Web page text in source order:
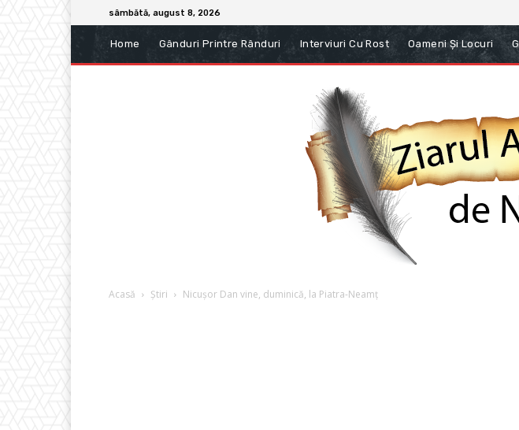
sâmbătă, august 8, 2026
Home Gânduri Printre Rânduri Interviuri Cu Rost Oameni Și Locuri
Acasă Știri Nicușor Dan vine, duminică, la Piatra-Neamț